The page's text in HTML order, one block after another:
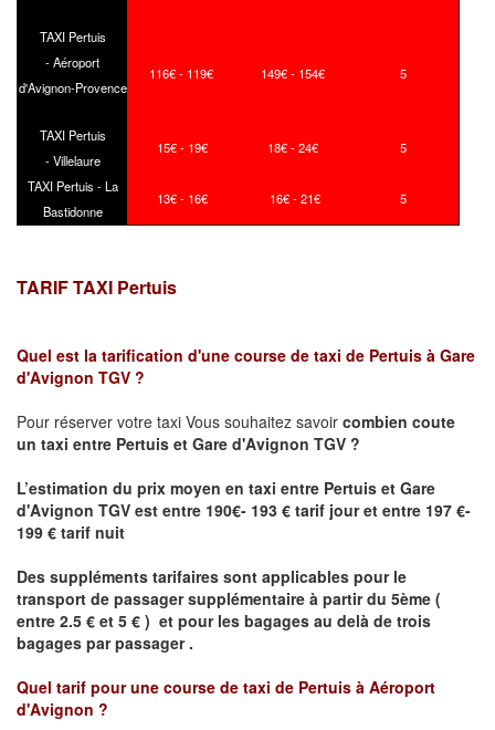
TAXI Pertuis
- Aéroport
d'Avignon-Provence
116€ - 119€ 149€ - 154€ 5
TAXI Pertuis
- Villelaure
15€ - 19€ 18€ - 24€ 5
TAXI Pertuis - La
Bastidonne
13€ - 16€ 16€ - 21€ 5
TARIF TAXI Pertuis
Quel est la tarification d'une course de taxi de Pertuis à Gare
d'Avignon TGV ?
Pour réserver votre taxi Vous souhaitez savoir combien coute
un taxi entre Pertuis et Gare d'Avignon TGV ?
L’estimation du prix moyen en taxi entre Pertuis et Gare
d'Avignon TGV est entre 190€- 193 € tarif jour et entre 197 €-
199 € tarif nuit
Des suppléments tarifaires sont applicables pour le
transport de passager supplémentaire à partir du 5ème (
entre 2.5 € et 5 € ) et pour les bagages au delà de trois
bagages par passager .
Quel tarif pour une course de taxi de Pertuis à Aéroport
d'Avignon ?